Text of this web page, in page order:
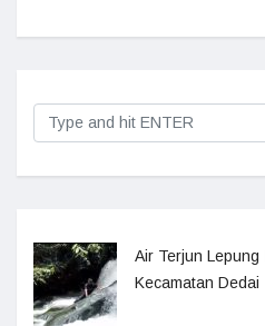
Air Terjun
Kecamatan Dedai